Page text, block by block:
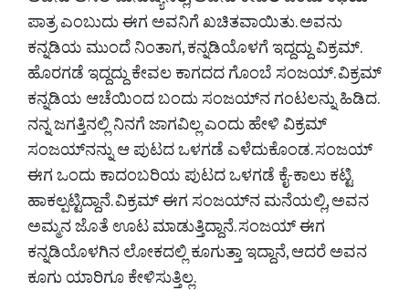
ಪಾತ್ರ ಎಂಬುದು ಈಗ ಅವನಿಗೆ ಖಚಿತವಾಯಿತು. ಅವನು
ಕನ್ನಡಿಯ ಮುಂದೆ ನಿಂತಾಗ, ಕನ್ನಡಿಯೊಳಗೆ ಇದ್ದದ್ದು ವಿಕ್ರಮ್.
ಹೊರಗಡೆ ಇದ್ದದ್ದು ಕೇವಲ ಕಾಗದದ ಗೊಂಬೆ ಸಂಜಯ್. ವಿಕ್ರಮ್
ಕನ್ನಡಿಯ ಆಚೆಯಿಂದ ಬಂದು ಸಂಜಯ್‌ನ ಗಂಟಲನ್ನು ಹಿಡಿದ.
ನನ್ನ ಜಗತ್ತಿನಲ್ಲಿ ನಿನಗೆ ಜಾಗವಿಲ್ಲ ಎಂದು ಹೇಳಿ ವಿಕ್ರಮ್
ಸಂಜಯ್‌ನನ್ನು ಆ ಪುಟದ ಒಳಗಡೆ ಎಳೆದುಕೊಂಡ. ಸಂಜಯ್
ಈಗ ಒಂದು ಕಾದಂಬರಿಯ ಪುಟದ ಒಳಗಡೆ ಕೈ-ಕಾಲು ಕಟ್ಟಿ
ಹಾಕಲ್ಪಟ್ಟಿದ್ದಾನೆ. ವಿಕ್ರಮ್ ಈಗ ಸಂಜಯ್‌ನ ಮನೆಯಲ್ಲಿ, ಅವನ
ಅಮ್ಮನ ಜೊತೆ ಊಟ ಮಾಡುತ್ತಿದ್ದಾನೆ. ಸಂಜಯ್ ಈಗ
ಕನ್ನಡಿಯೊಳಗಿನ ಲೋಕದಲ್ಲಿ ಕೂಗುತ್ತಾ ಇದ್ದಾನೆ, ಆದರೆ ಅವನ
ಕೂಗು ಯಾರಿಗೂ ಕೇಳಿಸುತ್ತಿಲ್ಲ.